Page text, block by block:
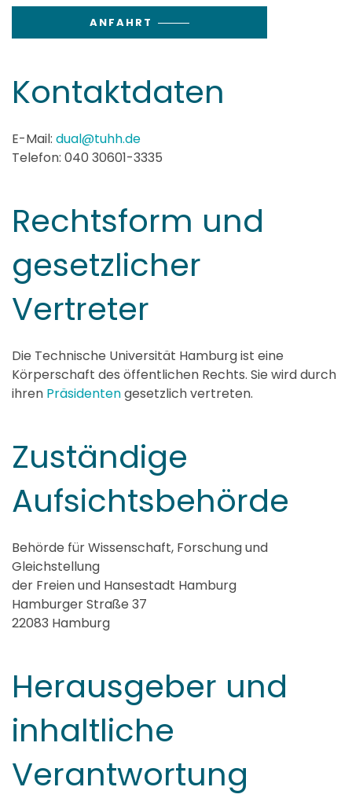
ANFAHRT
Kontaktdaten
E-Mail: dual@tuhh.de
Telefon: 040 30601-3335
Rechtsform und
gesetzlicher
Vertreter
Die Technische Universität Hamburg ist eine
Körperschaft des öffentlichen Rechts. Sie wird durch
ihren Präsidentengesetzlich vertreten.
Zuständige
Aufsichtsbehörde
Behörde für Wissenschaft, Forschung und
Gleichstellung
der Freien und Hansestadt Hamburg
Hamburger Straße 37
22083 Hamburg
Herausgeber und
inhaltliche
Verantwortung